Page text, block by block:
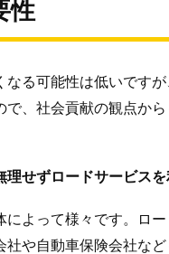
性
る可能性は低いですが
で、社会貢献の観点か
せずロードサービスを
によって様々です。ロ
や自動車保険会社など